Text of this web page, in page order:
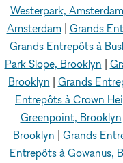
Westerpark, Amsterdam
Amsterdam| Grands
Grands Entrepôts à
Park Slope, Brooklyn
Brooklyn
Grands
Entrepôts à Crown
Greenpoint, Brooklyn
Brooklyn
Grands
Entrepôts à Gowanus,